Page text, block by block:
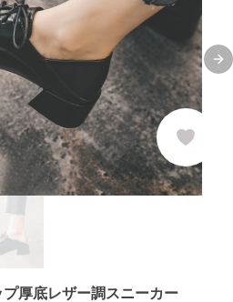
厚底レザー調スニーカー